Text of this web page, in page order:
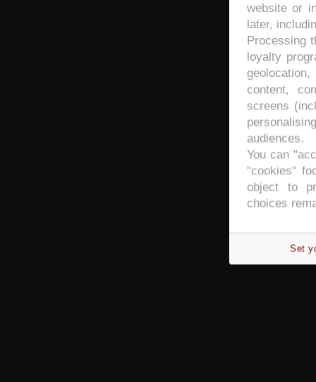
website or
later,
Processing
loyalty
content,
screens
audiences.
You can
"cookies"
object to
choices
Set